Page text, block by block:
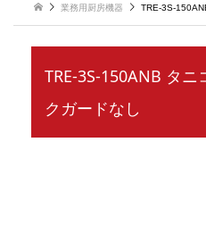
業務用厨房機器 TRE-3S-
TRE-3S-150ANB タ
クガードなし